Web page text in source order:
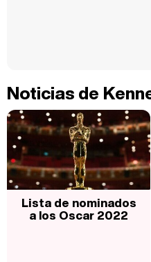
Noticias de
Lista de nominados
a los Oscar 2022